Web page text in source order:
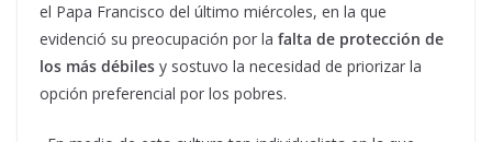
el Papa Francisco del último miércoles, en la que
evidenció su preocupación por la falta de protección de
los más débiles y sostuvo la necesidad de priorizar la
opción preferencial por los pobres.